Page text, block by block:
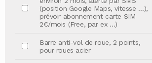
(position Google Maps, vitesse …),
prévoir abonnement carte SIM
2€/mois (Free, par ex …)
Barre anti-vol de roue, 2 points,
pour roues acier